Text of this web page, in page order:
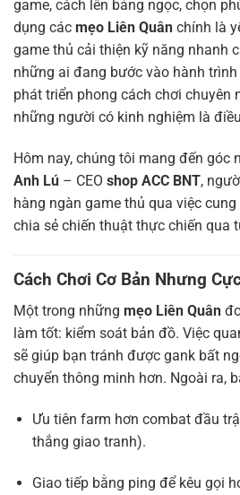
game, cách lên bảng ngọc, chọn
dụng các mẹo Liên Quân chính là
game thủ cải thiện kỹ năng nhanh
những ai đang bước vào hành
phát triển phong cách chơi chuyên
những người có kinh nghiệm là
Hôm nay, chúng tôi mang đến góc
Anh Lú – CEO shop ACC BNT,
hàng ngàn game thủ qua việc
chia sẻ chiến thuật thực chiến qua
Cách Chơi Cơ Bản Nhưng
Một trong những mẹo Liên Quân
làm tốt: kiểm soát bản đồ. Việc
sẽ giúp bạn tránh được gank bất
chuyển thông minh hơn. Ngoài ra,
Ưu tiên farm hơn combat đầu
thắng giao tranh).
Giao tiếp bằng ping để kêu gọi